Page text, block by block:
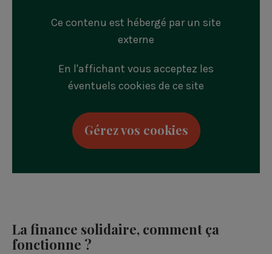
Ce contenu est hébergé par un site
externe
En l'affichant vous acceptez les
éventuels cookies de ce site
Gérez vos cookies
La finance solidaire, comment ça
fonctionne ?